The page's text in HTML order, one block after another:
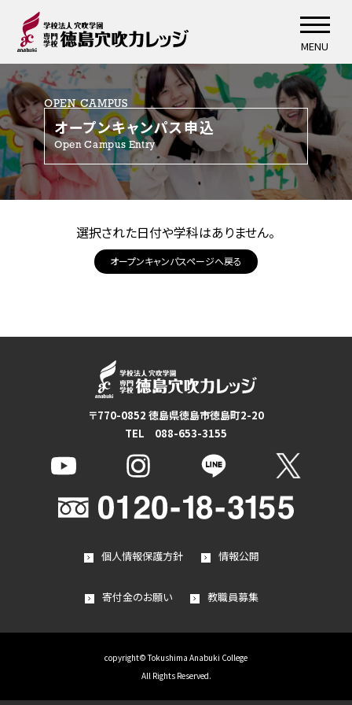
MENU
OPEN CAMPUS
オープンキャンパス申込
Open Campus Entry
選択された日付や学科はありません。
オープンキャンパスページへ戻る
〒770-0852 徳島県徳島市徳島町2-20
TEL 088-653-3155
個人情報保護方針 情報公開
寄付金のお願い 教職員募集
copyright© Tokushima Anabuki College
All Rights Reserved.